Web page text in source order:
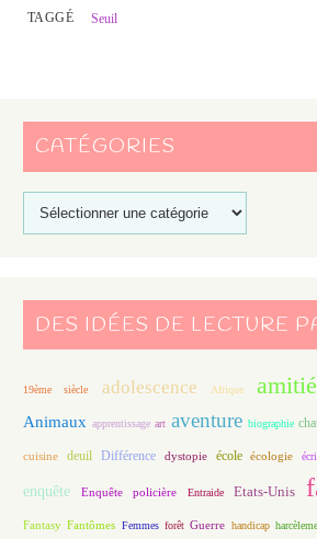
TAGGÉ Seuil
CATÉGORIES
DES IDÉES DE LECTURE
19ème siècle adolescence Afrique amitié
Animaux apprentissage art aventure biographie
cuisine deuil Différence dystopie école écologie
enquête Enquête policière Entraide Etats-Unis
Fantasy Fantômes Femmes forêt Guerre handicap